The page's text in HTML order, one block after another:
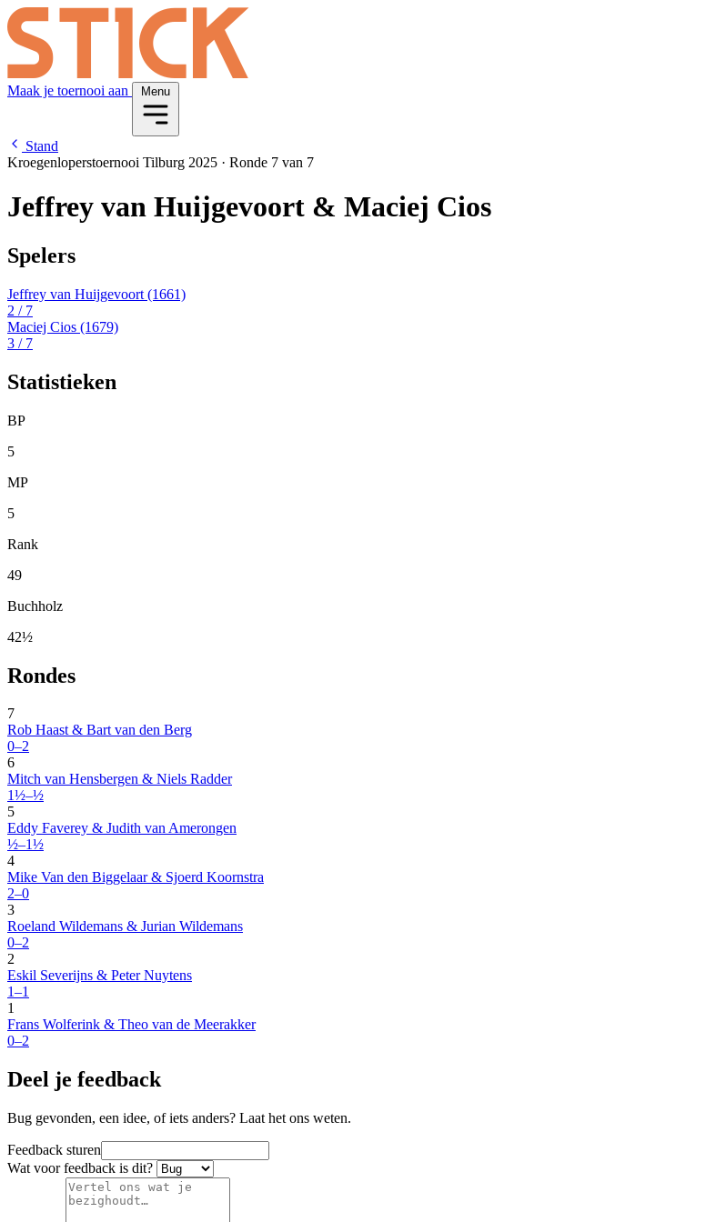
Maak je toernooi aan Menu
Stand
Kroegenloperstoernooi Tilburg 2025 · Ronde 7 van 7
Jeffrey van Huijgevoort & Maciej Cios
Spelers
Jeffrey van Huijgevoort (1661)
2 / 7
Maciej Cios (1679)
3 / 7
Statistieken
BP
5
MP
5
Rank
49
Buchholz
42½
Rondes
7
Rob Haast & Bart van den Berg
0–2
6
Mitch van Hensbergen & Niels Radder
1½–½
5
Eddy Faverey & Judith van Amerongen
½–1½
4
Mike Van den Biggelaar & Sjoerd Koornstra
2–0
3
Roeland Wildemans & Jurian Wildemans
0–2
2
Eskil Severijns & Peter Nuytens
1–1
1
Frans Wolferink & Theo van de Meerakker
0–2
Deel je feedback
Bug gevonden, een idee, of iets anders? Laat het ons weten.
Feedback sturen
Wat voor feedback is dit?